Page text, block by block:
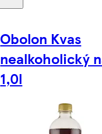
Obolon Kvas
nealkoholický
1,0l